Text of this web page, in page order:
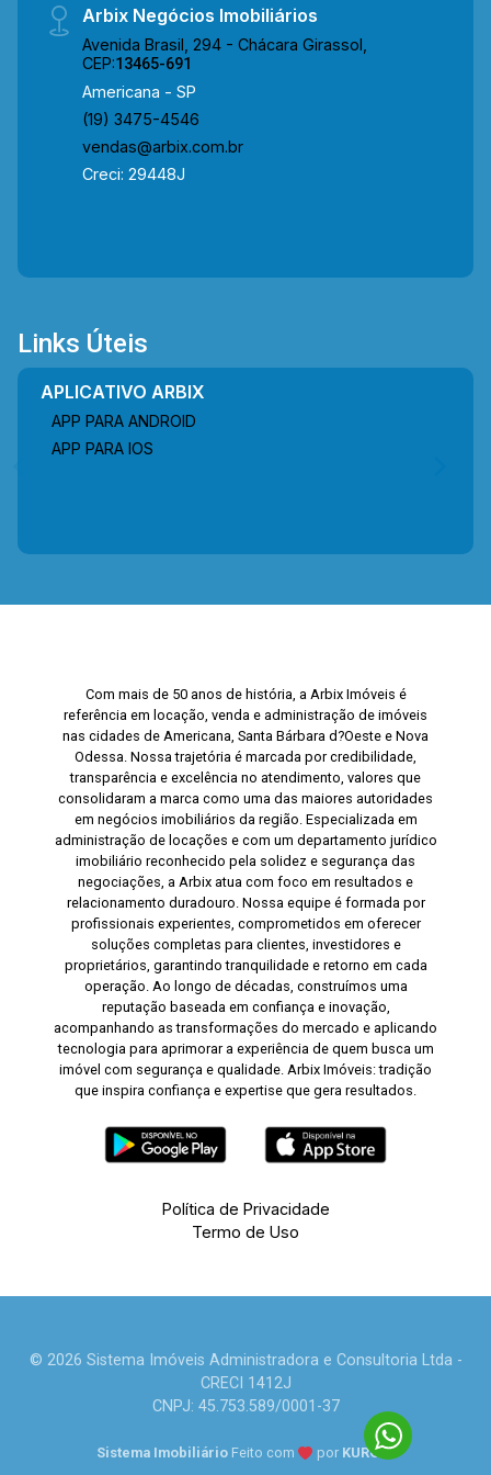
Arbix Negócios Imobiliários
Avenida Brasil, 294 - Chácara Girassol,
CEP:13465-691
Americana - SP
(19) 3475-4546
vendas@arbix.com.br
Creci: 29448J
Links Úteis
APLICATIVO ARBIX
APP PARA ANDROID
APP PARA IOS
Com mais de 50 anos de história, a Arbix Imóveis é
referência em locação, venda e administração de imóveis
nas cidades de Americana, Santa Bárbara d?Oeste e Nova
Odessa. Nossa trajetória é marcada por credibilidade,
transparência e excelência no atendimento, valores que
consolidaram a marca como uma das maiores autoridades
em negócios imobiliários da região. Especializada em
administração de locações e com um departamento jurídico
imobiliário reconhecido pela solidez e segurança das
negociações, a Arbix atua com foco em resultados e
relacionamento duradouro. Nossa equipe é formada por
profissionais experientes, comprometidos em oferecer
soluções completas para clientes, investidores e
proprietários, garantindo tranquilidade e retorno em cada
operação. Ao longo de décadas, construímos uma
reputação baseada em confiança e inovação,
acompanhando as transformações do mercado e aplicando
tecnologia para aprimorar a experiência de quem busca um
imóvel com segurança e qualidade. Arbix Imóveis: tradição
que inspira confiança e expertise que gera resultados.
Política de Privacidade
Termo de Uso
© 2026 Sistema Imóveis Administradora e Consultoria Ltda -
CRECI 1412J
CNPJ: 45.753.589/0001-37
Sistema Imobiliário Feito com por KUROLE